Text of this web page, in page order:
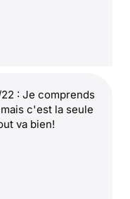
22 : Je comprends
c'est la seule
va bien!